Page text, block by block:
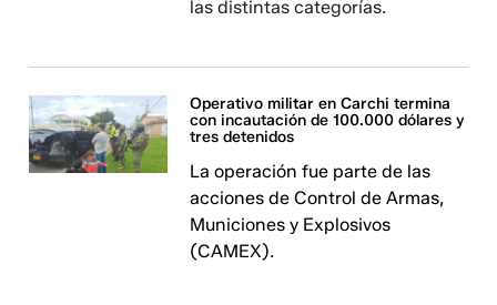
las distintas categorías.
Operativo militar en Carchi termina
con incautación de 100.000 dólares y
tres detenidos
La operación fue parte de las
acciones de Control de Armas,
Municiones y Explosivos
(CAMEX).